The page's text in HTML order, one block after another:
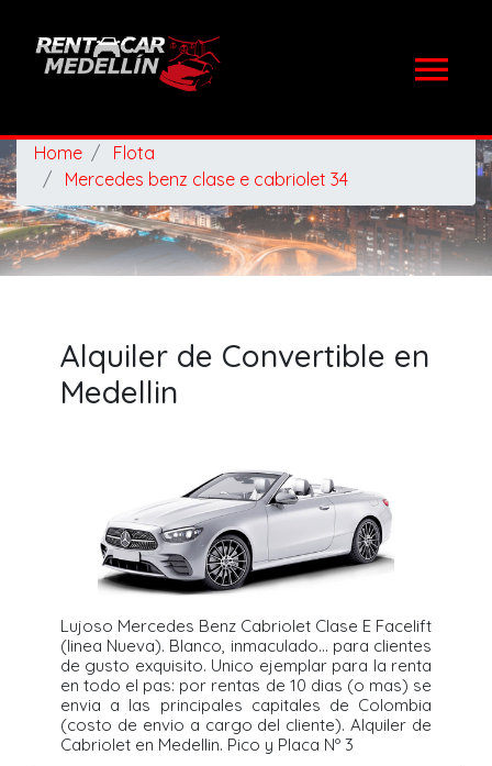
Home
Flota
Mercedes benz clase e cabriolet 34
Alquiler de Convertible en
Medellin
Lujoso Mercedes Benz Cabriolet Clase E Facelift
(linea Nueva). Blanco, inmaculado... para clientes
de gusto exquisito. Unico ejemplar para la renta
en todo el pas: por rentas de 10 dias (o mas) se
envia a las principales capitales de Colombia
(costo de envio a cargo del cliente). Alquiler de
Cabriolet en Medellin. Pico y Placa Nº 3